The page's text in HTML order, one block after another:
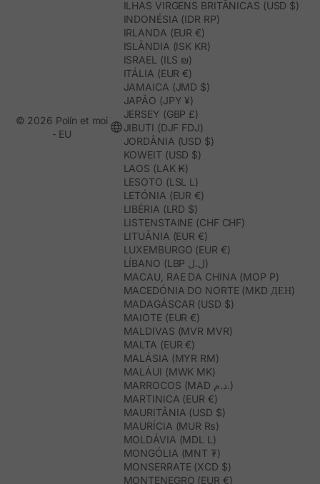
ILHAS VIRGENS BRITÂNICAS (USD $)
INDONÉSIA (IDR RP)
IRLANDA (EUR €)
ISLÂNDIA (ISK KR)
ISRAEL (ILS ₪)
ITÁLIA (EUR €)
JAMAICA (JMD $)
JAPÃO (JPY ¥)
JERSEY (GBP £)
JIBUTI (DJF FDJ)
JORDÂNIA (USD $)
KOWEIT (USD $)
LAOS (LAK ₭)
LESOTO (LSL L)
LETÓNIA (EUR €)
LIBÉRIA (LRD $)
LISTENSTAINE (CHF CHF)
LITUÂNIA (EUR €)
LUXEMBURGO (EUR €)
LÍBANO (LBP ل.ل)
MACAU, RAE DA CHINA (MOP P)
MACEDÓNIA DO NORTE (MKD ДЕН)
MADAGÁSCAR (USD $)
MAIOTE (EUR €)
MALDIVAS (MVR MVR)
MALTA (EUR €)
MALÁSIA (MYR RM)
MALÁUI (MWK MK)
MARROCOS (MAD د.م.)
MARTINICA (EUR €)
MAURITÂNIA (USD $)
MAURÍCIA (MUR ₨)
MOLDÁVIA (MDL L)
MONGÓLIA (MNT ₮)
MONSERRATE (XCD $)
MONTENEGRO (EUR €)
© 2026 Polín et moi
- EU